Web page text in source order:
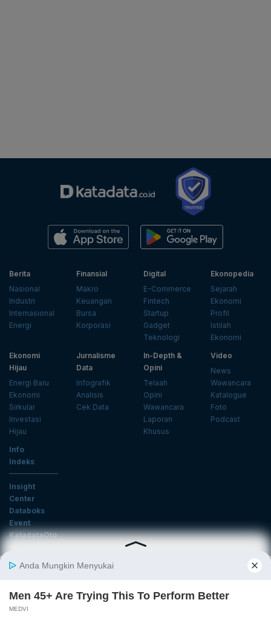
Berita
Nasional
Industri
Internasional
Energi
Finansial
Makro
Keuangan
Bursa
Korporasi
Digital
E-Commerce
Fintech
Startup
Gadget
Teknologi
Ekonopedia
Sejarah
Ekonomi
Profil
Istilah
Ekonomi
Ekonomi
Hijau
Energi Baru
Ekonomi
Sirkular
Investasi
Hijau
Jurnalisme
Data
Infografik
Analisis
Cek Data
In-Depth &
Opini
Telaah
Opini
Wawancara
Laporan
Khusus
Video
News
Wawancara
Katalogue
Foto
Podcast
Info
Indeks
Insight
Center
Databoks
Event
KatadataOto
Langganan Newsletter
Daftar